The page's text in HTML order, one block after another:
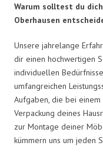
Warum solltest du
Oberhausen
Unsere jahrelange
dir einen hochwertigen
individuellen
umfangreichen
Aufgaben, die bei
Verpackung deines
zur Montage deiner
kümmern uns um jeden